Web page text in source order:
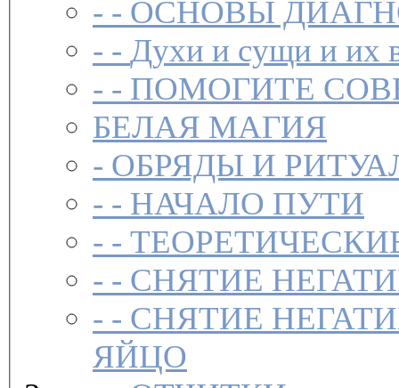
- - ОСНОВЫ
- - Духи и сущи и их
- - ПОМОГИТЕ
БЕЛАЯ МАГИЯ
- ОБРЯДЫ И
- - НАЧАЛО ПУТИ
- -
- - СНЯТИЕ
- - СНЯТИЕ
ЯЙЦО